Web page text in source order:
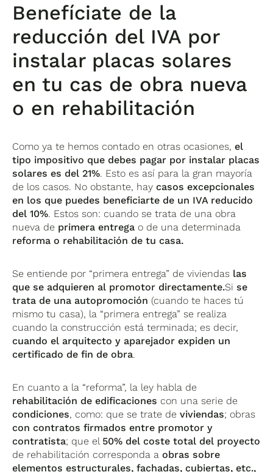
Benefíciate de la
reducción del IVA por
instalar placas solares
en tu cas de obra nueva
o en rehabilitación
Como ya te hemos contado en otras ocasiones,el
tipo impositivo que debes pagar por instalar placas
solares es del 21%. Esto es así para la gran mayoría
de los casos. No obstante, haycasos excepcionales
en los que puedes beneficiarte de un IVA reducido
del 10%. Estos son: cuando se trata de una obra
nueva de primera entrega o de una determinada
reforma o rehabilitación de tu casa.
Se entiende por “primera entrega” de viviendas las
que se adquieren al promotor directamente.Si se
trata de una autopromoción (cuando te haces tú
mismo tu casa), la “primera entrega” se realiza
cuando la construcción está terminada; es decir,
cuando el arquitecto y aparejador expiden un
certificado de fin de obra.
En cuanto a la “reforma”, la ley habla de
rehabilitación de edificaciones con una serie de
condiciones, como: que se trate deviviendas; obras
con contratos firmados entre promotor y
contratista; que el 50% del coste total del proyecto
de rehabilitación corresponda aobras sobre
elementos estructurales, fachadas, cubiertas, etc.,